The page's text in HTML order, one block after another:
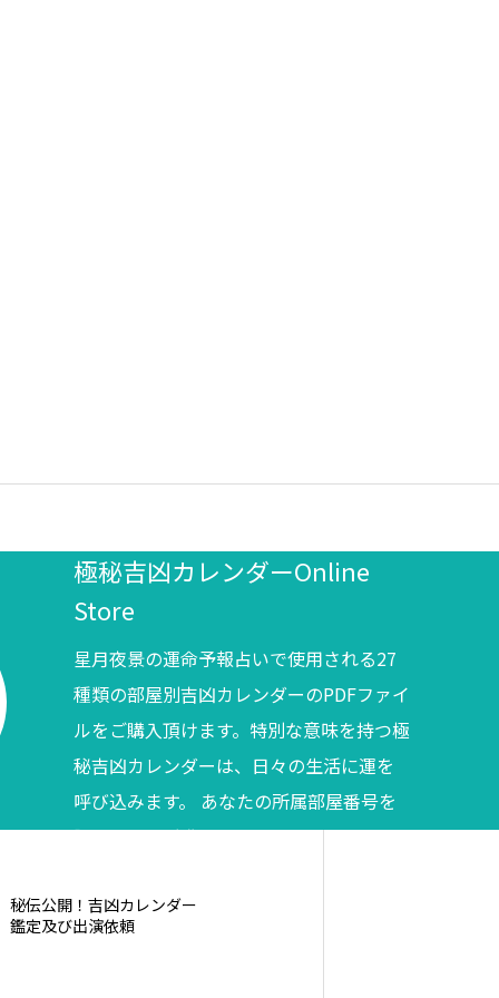
極秘吉凶カレンダーOnline
Store
星月夜景の運命予報占いで使用される27
種類の部屋別吉凶カレンダーのPDFファイ
ルをご購入頂けます。特別な意味を持つ極
秘吉凶カレンダーは、日々の生活に運を
呼び込みます。 あなたの所属部屋番号を
調べてからご購入ください。
秘伝公開！吉凶カレンダー
鑑定及び出演依頼